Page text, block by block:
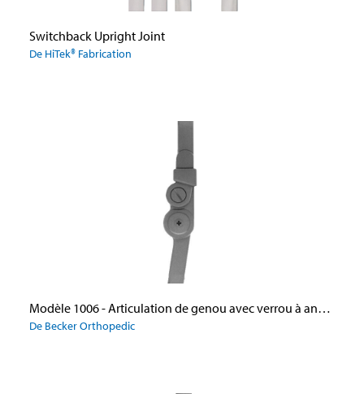
Switchback Upright Joint
De HiTek® Fabrication
Modèle 1006 - Articulation de genou avec verrou à anneau
De Becker Orthopedic